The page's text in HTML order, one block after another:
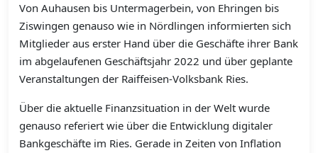
Von Auhausen bis Untermagerbein, von Ehringen bis
Ziswingen genauso wie in Nördlingen informierten sich
Mitglieder aus erster Hand über die Geschäfte ihrer Bank
im abgelaufenen Geschäftsjahr 2022 und über geplante
Veranstaltungen der Raiffeisen-Volksbank Ries.
Über die aktuelle Finanzsituation in der Welt wurde
genauso referiert wie über die Entwicklung digitaler
Bankgeschäfte im Ries. Gerade in Zeiten von Inflation